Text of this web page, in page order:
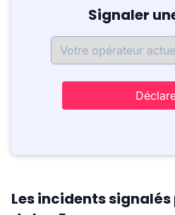
Signaler
Les incidents